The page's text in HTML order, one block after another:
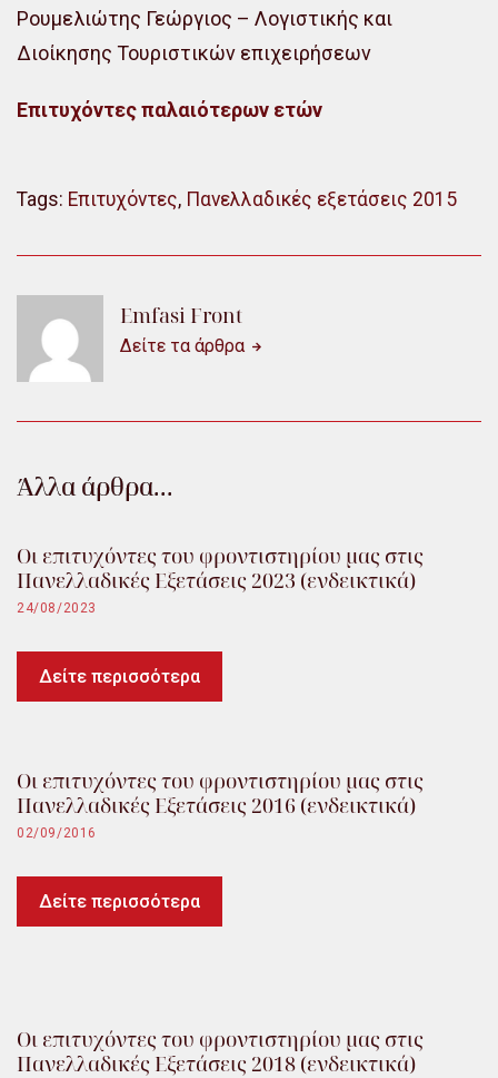
Ρουμελιώτης Γεώργιος – Λογιστικής και
Διοίκησης Τουριστικών επιχειρήσεων
Επιτυχόντες παλαιότερων ετών
Tags: Επιτυχόντες, Πανελλαδικές εξετάσεις 2015
Emfasi Front
Δείτε τα άρθρα
Άλλα άρθρα...
Οι επιτυχόντες του φροντιστηρίου μας στις
Πανελλαδικές Εξετάσεις 2023 (ενδεικτικά)
24/08/2023
Δείτε περισσότερα
Οι επιτυχόντες του φροντιστηρίου μας στις
Πανελλαδικές Εξετάσεις 2016 (ενδεικτικά)
02/09/2016
Δείτε περισσότερα
Οι επιτυχόντες του φροντιστηρίου μας στις
Πανελλαδικές Εξετάσεις 2018 (ενδεικτικά)